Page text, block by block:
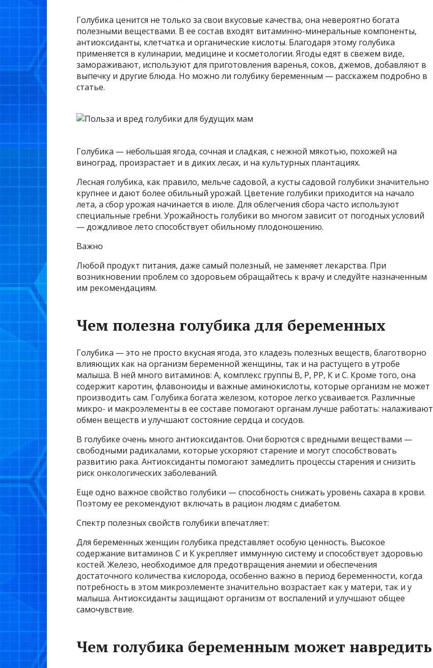
Голубика ценится не только за свои вкусовые качества, она невероятно богата
полезными веществами. В ее состав входят витаминно-минеральные компоненты,
антиоксиданты, клетчатка и органические кислоты. Благодаря этому голубика
применяется в кулинарии, медицине и косметологии. Ягоды едят в свежем виде,
замораживают, используют для приготовления варенья, соков, джемов, добавляют в
выпечку и другие блюда. Но можно ли голубику беременным — расскажем подробно в
статье.
Голубика — небольшая ягода, сочная и сладкая, с нежной мякотью, похожей на
виноград, произрастает и в диких лесах, и на культурных плантациях.
Лесная голубика, как правило, мельче садовой, а кусты садовой голубики значительно
крупнее и дают более обильный урожай. Цветение голубики приходится на начало
лета, а сбор урожая начинается в июле. Для облегчения сбора часто используют
специальные гребни. Урожайность голубики во многом зависит от погодных условий
— дождливое лето способствует обильному плодоношению.
Важно
Любой продукт питания, даже самый полезный, не заменяет лекарства. При
возникновении проблем со здоровьем обращайтесь к врачу и следуйте назначенным
им рекомендациям.
Чем полезна голубика для беременных
Голубика — это не просто вкусная ягода, это кладезь полезных веществ, благотворно
влияющих как на организм беременной женщины, так и на растущего в утробе
малыша. В ней много витаминов: А, комплекс группы В, Р, РР, К и С. Кроме того, она
содержит каротин, флавоноиды и важные аминокислоты, которые организм не может
производить сам. Голубика богата железом, которое легко усваивается. Различные
микро- и макроэлементы в ее составе помогают органам лучше работать: налаживают
обмен веществ и улучшают состояние сердца и сосудов.
В голубике очень много антиоксидантов. Они борются с вредными веществами —
свободными радикалами, которые ускоряют старение и могут способствовать
развитию рака. Антиоксиданты помогают замедлить процессы старения и снизить
риск онкологических заболеваний.
Еще одно важное свойство голубики — способность снижать уровень сахара в крови.
Поэтому ее рекомендуют включать в рацион людям с диабетом.
Спектр полезных свойств голубики впечатляет:
Для беременных женщин голубика представляет особую ценность. Высокое
содержание витаминов С и К укрепляет иммунную систему и способствует здоровью
костей. Железо, необходимое для предотвращения анемии и обеспечения
достаточного количества кислорода, особенно важно в период беременности, когда
потребность в этом микроэлементе значительно возрастает как у матери, так и у
малыша. Антиоксиданты защищают организм от воспалений и улучшают общее
самочувствие.
Чем голубика беременным может навредить